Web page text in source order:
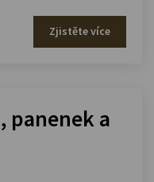
Zjistěte více
panenek a